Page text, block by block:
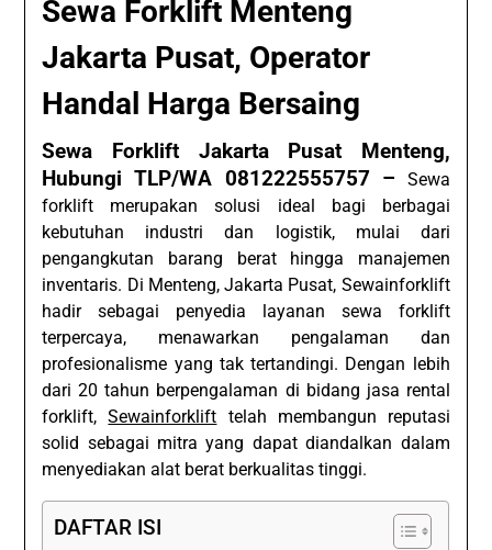
Sewa Forklift Menteng
Jakarta Pusat, Operator
Handal Harga Bersaing
Sewa Forklift Jakarta Pusat Menteng,
Hubungi TLP/WA 081222555757 –
Sewa
forklift merupakan solusi ideal bagi berbagai
kebutuhan industri dan logistik, mulai dari
pengangkutan barang berat hingga manajemen
inventaris. Di Menteng, Jakarta Pusat, Sewainforklift
hadir sebagai penyedia layanan sewa forklift
terpercaya, menawarkan pengalaman dan
profesionalisme yang tak tertandingi. Dengan lebih
dari 20 tahun berpengalaman di bidang jasa rental
forklift,Sewainforklift telah membangun reputasi
solid sebagai mitra yang dapat diandalkan dalam
menyediakan alat berat berkualitas tinggi.
DAFTAR ISI